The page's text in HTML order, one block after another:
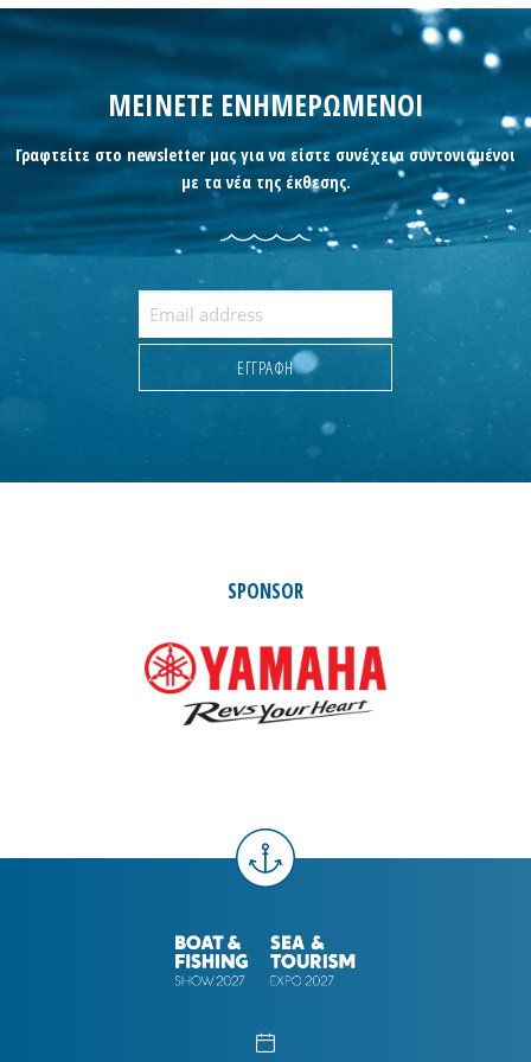
ΜΕΙΝΕΤΕ ΕΝΗΜΕΡΩΜΕΝΟΙ
Γραφτείτε στο newsletter μας για να είστε συνέχεια συντονισμένοι
με τα νέα της έκθεσης.
SPONSOR